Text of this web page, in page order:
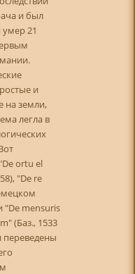
и был
21
и
на земли,
легла в
ortu el
"De re
"De mensuris
(Баз., 1533
переведены